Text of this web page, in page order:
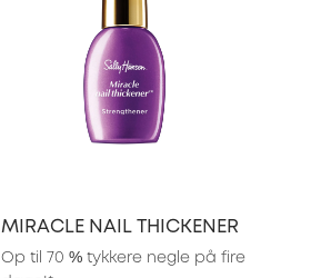
MIRACLE NAIL THICKENER
Op til 70 % tykkere negle på fire